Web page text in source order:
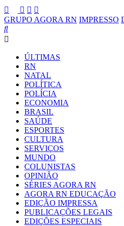
GRUPO AGORA RN IMPRESSO
ÚLTIMAS
RN
NATAL
POLÍTICA
POLÍCIA
ECONOMIA
BRASIL
SAÚDE
ESPORTES
CULTURA
SERVIÇOS
MUNDO
COLUNISTAS
OPINIÃO
SÉRIES AGORA RN
AGORA RN EDUCAÇÃO
EDIÇÃO IMPRESSA
PUBLICAÇÕES LEGAIS
EDIÇÕES ESPECIAIS